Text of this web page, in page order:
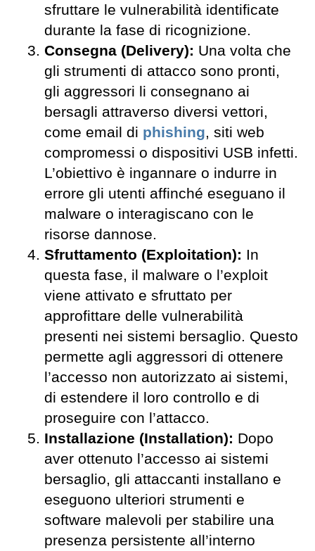
sfruttare le vulnerabilità identificate
durante la fase di ricognizione.
Consegna (Delivery): Una volta che
gli strumenti di attacco sono pronti,
gli aggressori li consegnano ai
bersagli attraverso diversi vettori,
come email di phishing, siti web
compromessi o dispositivi USB infetti.
L’obiettivo è ingannare o indurre in
errore gli utenti affinché eseguano il
malware o interagiscano con le
risorse dannose.
Sfruttamento (Exploitation): In
questa fase, il malware o l’exploit
viene attivato e sfruttato per
approfittare delle vulnerabilità
presenti nei sistemi bersaglio. Questo
permette agli aggressori di ottenere
l’accesso non autorizzato ai sistemi,
di estendere il loro controllo e di
proseguire con l’attacco.
Installazione (Installation): Dopo
aver ottenuto l’accesso ai sistemi
bersaglio, gli attaccanti installano e
eseguono ulteriori strumenti e
software malevoli per stabilire una
presenza persistente all’interno